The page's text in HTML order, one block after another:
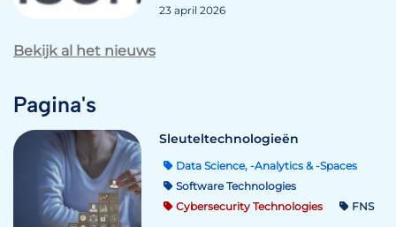
23 april 2026
Bekijk al het nieuws
Pagina's
Sleuteltechnologieën
Data Science, -Analytics & -Spaces
Software Technologies
Cybersecurity Technologies
FNS